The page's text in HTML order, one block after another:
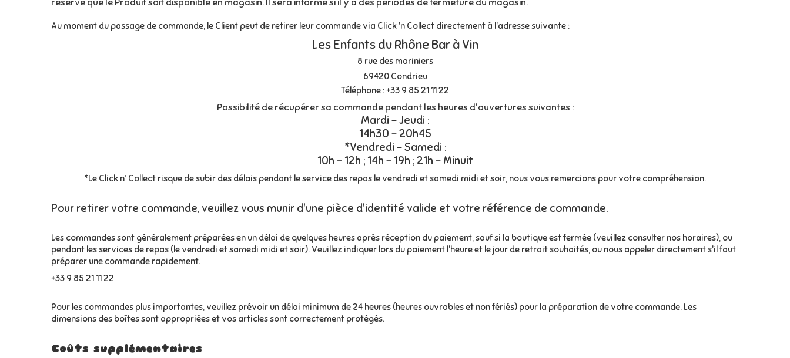
réserve que le Produit soit disponible en magasin. Il sera informé si il y a des périodes de fermeture du magasin.
Au moment du passage de commande, le Client peut de retirer leur commande via Click 'n Collect directement à l'adresse suivante :
Les Enfants du Rhône Bar à Vin
8 rue des mariniers
69420 Condrieu
Téléphone :+33 9 85 21 11 22
Possibilité de récupérer sa commande pendant les heures d'ouvertures suivantes :
Mardi - Jeudi :
14h30 - 20h45
*Vendredi - Samedi :
10h - 12h ; 14h - 19h ; 21h - Minuit
*Le Click n’ Collect risque de subir des délais pendant le service des repas le vendredi et samedi midi et soir, nous vous remercions pour votre compréhension.
Pour retirer votre commande, veuillez vous munir d'une pièce d'identité valide et votre référence de commande.
Les commandes sont généralement préparées en un délai de quelques heures après réception du paiement, sauf si la boutique est fermée (veuillez consulter nos horaires), ou
pendant les services de repas (le vendredi et samedi midi et soir). Veuillez indiquer lors du paiement l'heure et le jour de retrait souhaités, ou nous appeler directement s'il faut
préparer une commande rapidement.
+33 9 85 21 11 22
Pour les commandes plus importantes, veuillez prévoir un délai minimum de 24 heures (heures ouvrables et non fériés) pour la préparation de votre commande. Les
dimensions des boîtes sont appropriées et vos articles sont correctement protégés.
Coûts supplémentaires